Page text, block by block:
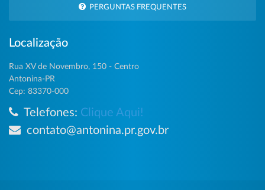
PERGUNTAS FREQUENTES
Localização
Rua XV de Novembro, 150 - Centro
Antonina-PR
Cep: 83370-000
Telefones: Clique Aqui!
contato@antonina.pr.gov.br